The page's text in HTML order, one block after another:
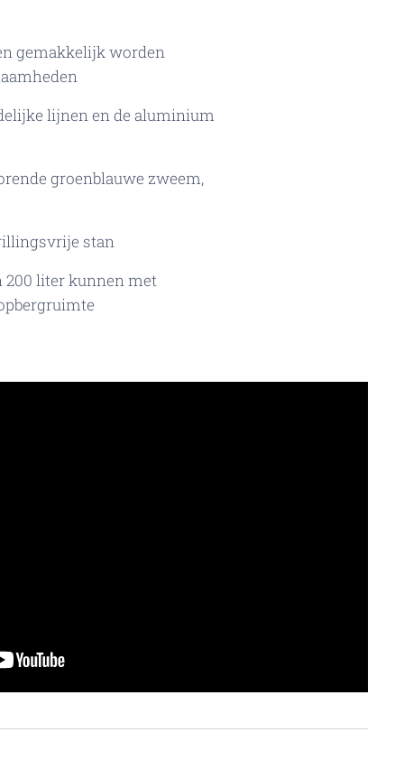
gemakkelijk worden
lijnen en de aluminium
groenblauwe zweem,
stan
liter kunnen met